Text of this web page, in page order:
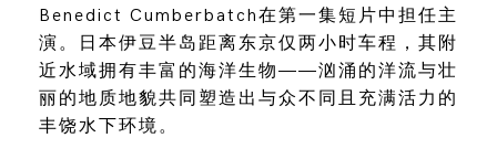
Benedict Cumberbatch在第一集短片中担任主
演。日本伊豆半岛距离东京仅两小时车程，其附
近水域拥有丰富的海洋生物——汹涌的洋流与壮
丽的地质地貌共同塑造出与众不同且充满活力的
丰饶水下环境。